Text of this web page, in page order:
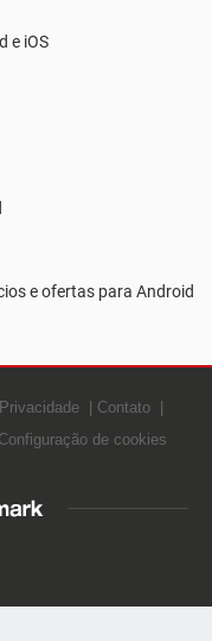
e iOS
e ofertas para Android
Contato
Configuração de cookies